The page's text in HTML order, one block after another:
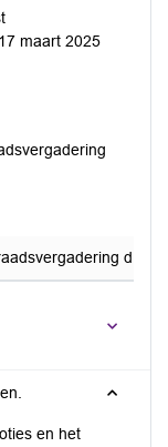
maart 2025
d.d.
en het